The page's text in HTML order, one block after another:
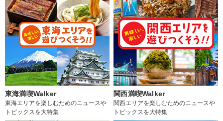
東海満喫Walker
東海エリアを楽しむためのニュースや
トピックスを大特集
関西満喫Walker
関西エリアを楽しむためのニュースや
トピックスを大特集